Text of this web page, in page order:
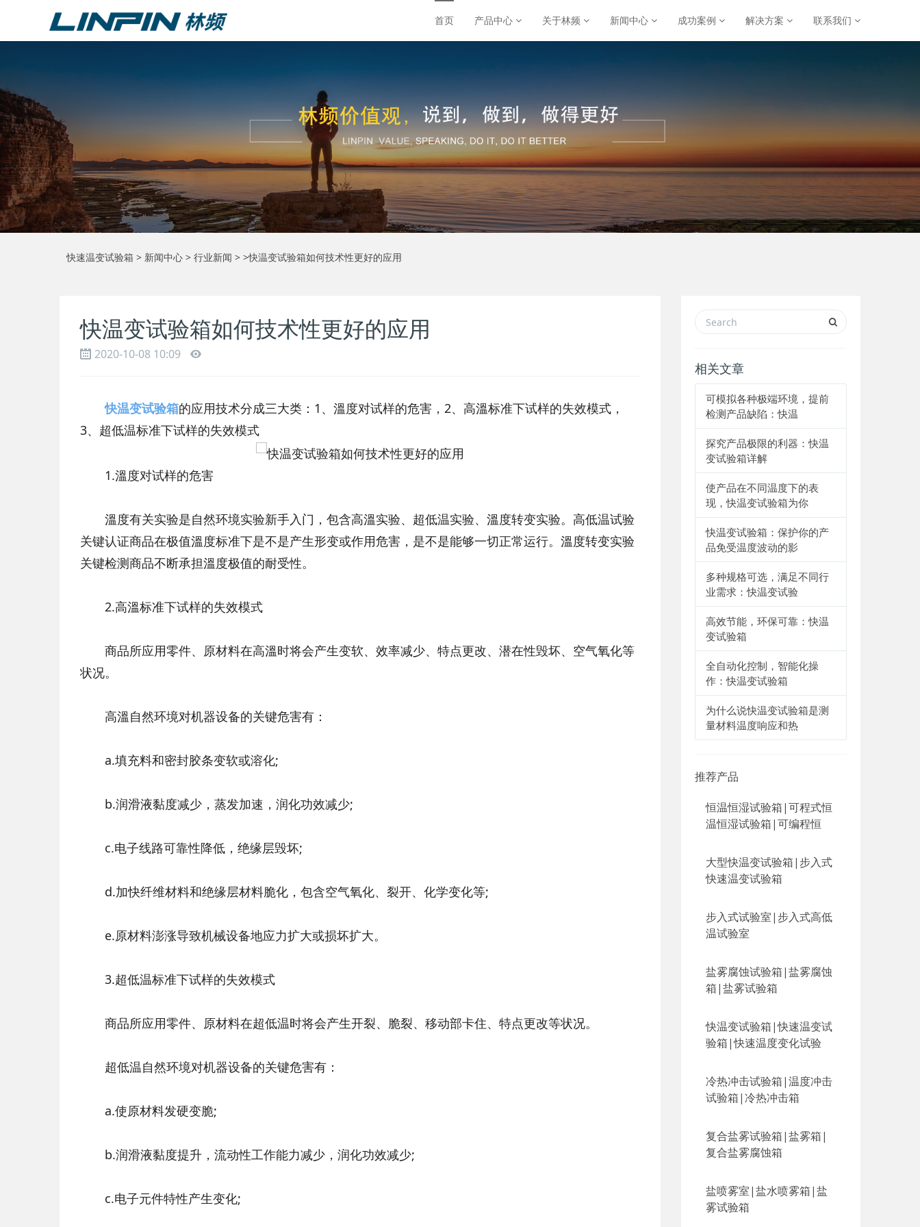
首页 产品中心 关于林频 新闻中心 成功案例 解决方案 联系我们
快速温变试验箱 > 新闻中心 > 行业新闻 > >快温变试验箱如何技术性更好的应用
快温变试验箱如何技术性更好的应用
2020-10-08 10:09
快温变试验箱的应用技术分成三大类：1、溫度对试样的危害，2、高溫标准下试样的失效模式，
3、超低温标准下试样的失效模式
1.溫度对试样的危害
溫度有关实验是自然环境实验新手入门，包含高溫实验、超低温实验、溫度转变实验。高低温试验
关键认证商品在极值溫度标准下是不是产生形变或作用危害，是不是能够一切正常运行。溫度转变实验
关键检测商品不断承担溫度极值的耐受性。
2.高溫标准下试样的失效模式
商品所应用零件、原材料在高溫时将会产生变软、效率减少、特点更改、潜在性毁坏、空气氧化等
状况。
高溫自然环境对机器设备的关键危害有：
a.填充料和密封胶条变软或溶化;
b.润滑液黏度减少，蒸发加速，润化功效减少;
c.电子线路可靠性降低，绝缘层毁坏;
d.加快纤维材料和绝缘层材料脆化，包含空气氧化、裂开、化学变化等;
e.原材料澎涨导致机械设备地应力扩大或损坏扩大。
3.超低温标准下试样的失效模式
商品所应用零件、原材料在超低温时将会产生开裂、脆裂、移动部卡住、特点更改等状况。
超低温自然环境对机器设备的关键危害有：
a.使原材料发硬变脆;
b.润滑液黏度提升，流动性工作能力减少，润化功效减少;
c.电子元件特性产生变化;
相关文章
可模拟各种极端环境，提前
检测产品缺陷：快温
探究产品极限的利器：快温
变试验箱详解
使产品在不同温度下的表
现，快温变试验箱为你
快温变试验箱：保护你的产
品免受温度波动的影
多种规格可选，满足不同行
业需求：快温变试验
高效节能，环保可靠：快温
变试验箱
全自动化控制，智能化操
作：快温变试验箱
为什么说快温变试验箱是测
量材料温度响应和热
推荐产品
恒温恒湿试验箱|可程式恒
温恒湿试验箱|可编程恒
大型快温变试验箱|步入式
快速温变试验箱
步入式试验室|步入式高低
温试验室
盐雾腐蚀试验箱|盐雾腐蚀
箱|盐雾试验箱
快温变试验箱|快速温变试
验箱|快速温度变化试验
冷热冲击试验箱|温度冲击
试验箱|冷热冲击箱
复合盐雾试验箱|盐雾箱|
复合盐雾腐蚀箱
盐喷雾室|盐水喷雾箱|盐
雾试验箱